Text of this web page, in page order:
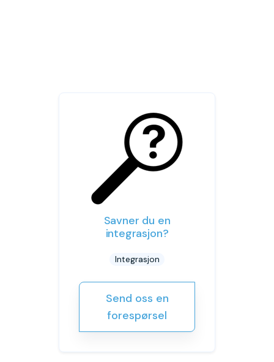
Savner du en
integrasjon?
Integrasjon
Send oss en
forespørsel